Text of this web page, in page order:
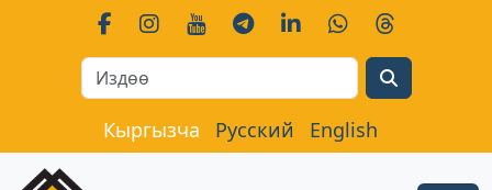
Кыргызча Русский English